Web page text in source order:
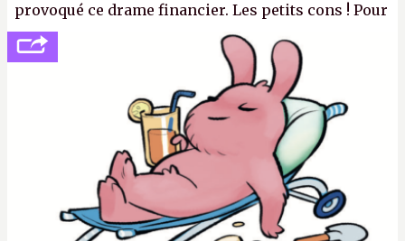
provoqué ce drame financier. Les petits cons ! Pour
se consoler, le PDG David Baszucki peut compter
sur le déblocage du jeu en Russie et l'explosion des
joueurs majeurs (+32 %). L'avenir appartient donc
aux adultes, qui ne sont jamais que des enfants
avec du pouvoir d'achat.P.